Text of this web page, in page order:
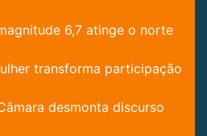
6,7 atinge o norte
transforma participação
desmonta discurso